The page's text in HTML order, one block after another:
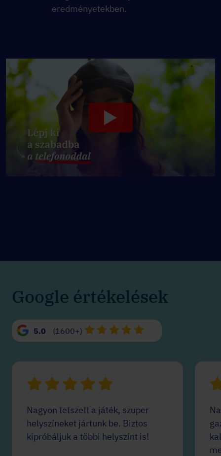
eredményetekben.
Google értékelések
5.0 (1600+)
Nagyon tetszett a játék, szuper
helyszíneket jártunk be. Biztos
kipróbáljuk a többi helyszínt is!